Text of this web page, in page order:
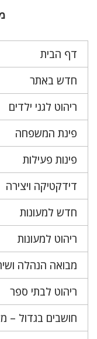
דף הבית
חדש באתר
ריהוט לגני ילדים
פינת המשפחה
פינות פעילות
דידקטיקה ויצירה
חדש למעונות
ריהוט למעונות
מבואה הנהלה
ריהוט לבתי ספר
חושבים בגדול –